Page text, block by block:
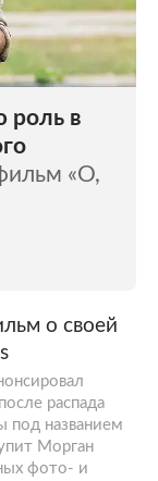
роль в
«О,
о своей
распада
под названием
Морган
фото- и